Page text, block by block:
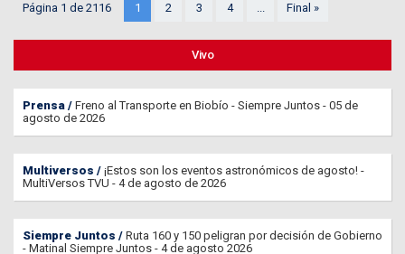
Página 1 de 2116 1 2 3 4 ... Final »
Vivo
Prensa
Freno al Transporte en Biobío - Siempre Juntos - 05 de
agosto de 2026
Multiversos
¡Estos son los eventos astronómicos de agosto! -
MultiVersos TVU - 4 de agosto de 2026
Siempre Juntos
Ruta 160 y 150 peligran por decisión de Gobierno
- Matinal Siempre Juntos - 4 de agosto 2026